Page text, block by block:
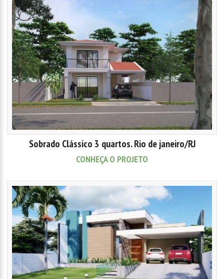
Sobrado Clássico 3 quartos. Rio de janeiro/RJ
CONHEÇA O PROJETO